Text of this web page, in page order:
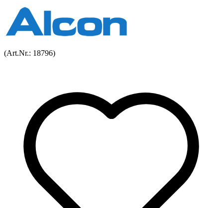
(Art.Nr.: 18796)